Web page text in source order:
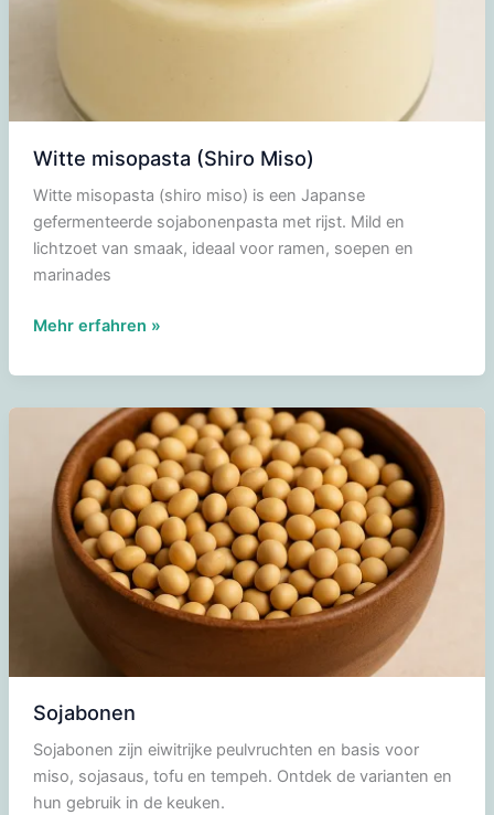
Witte misopasta (Shiro Miso)
Witte misopasta (shiro miso) is een Japanse
gefermenteerde sojabonenpasta met rijst. Mild en
lichtzoet van smaak, ideaal voor ramen, soepen en
marinades
Witte
(Shiro
Miso)
Mehr erfahren »
Sojabonen
Sojabonen zijn eiwitrijke peulvruchten en basis voor
miso, sojasaus, tofu en tempeh. Ontdek de varianten en
hun gebruik in de keuken.